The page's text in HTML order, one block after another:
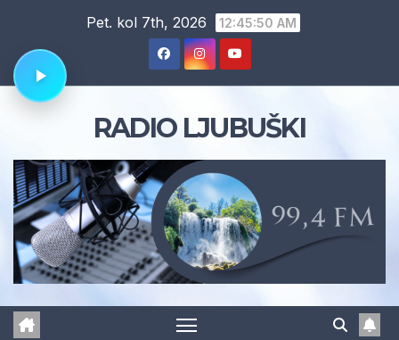
content
Pet. kol 7th, 2026 12:45:51 AM
RADIO LJUBUŠKI